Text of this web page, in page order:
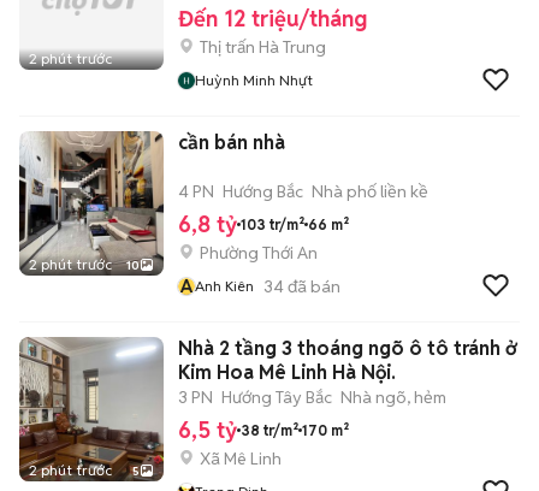
2 phút trước
Đến 12 triệu/tháng
Thị trấn Hà Trung
Huỳnh Minh Nhựt
2 phút trước 10
cần bán nhà
4 PN Hướng Bắc Nhà phố liền kề
6,8 tỷ 103 tr/m² 66 m²
Phường Thới An
AAnh Kiên 34đã bán
2 phút trước 5
Nhà 2 tầng 3 thoáng ngõ ô tô tránh ở
Kim Hoa Mê Linh Hà Nội.
3 PN Hướng Tây Bắc Nhà ngõ, hẻm
6,5 tỷ 38 tr/m² 170 m²
Xã Mê Linh